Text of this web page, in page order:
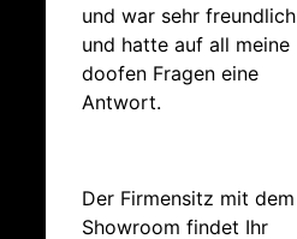
und war sehr freundlich
und hatte auf all meine
doofen Fragen eine
Antwort.
Der Firmensitz mit dem
Showroom findet Ihr